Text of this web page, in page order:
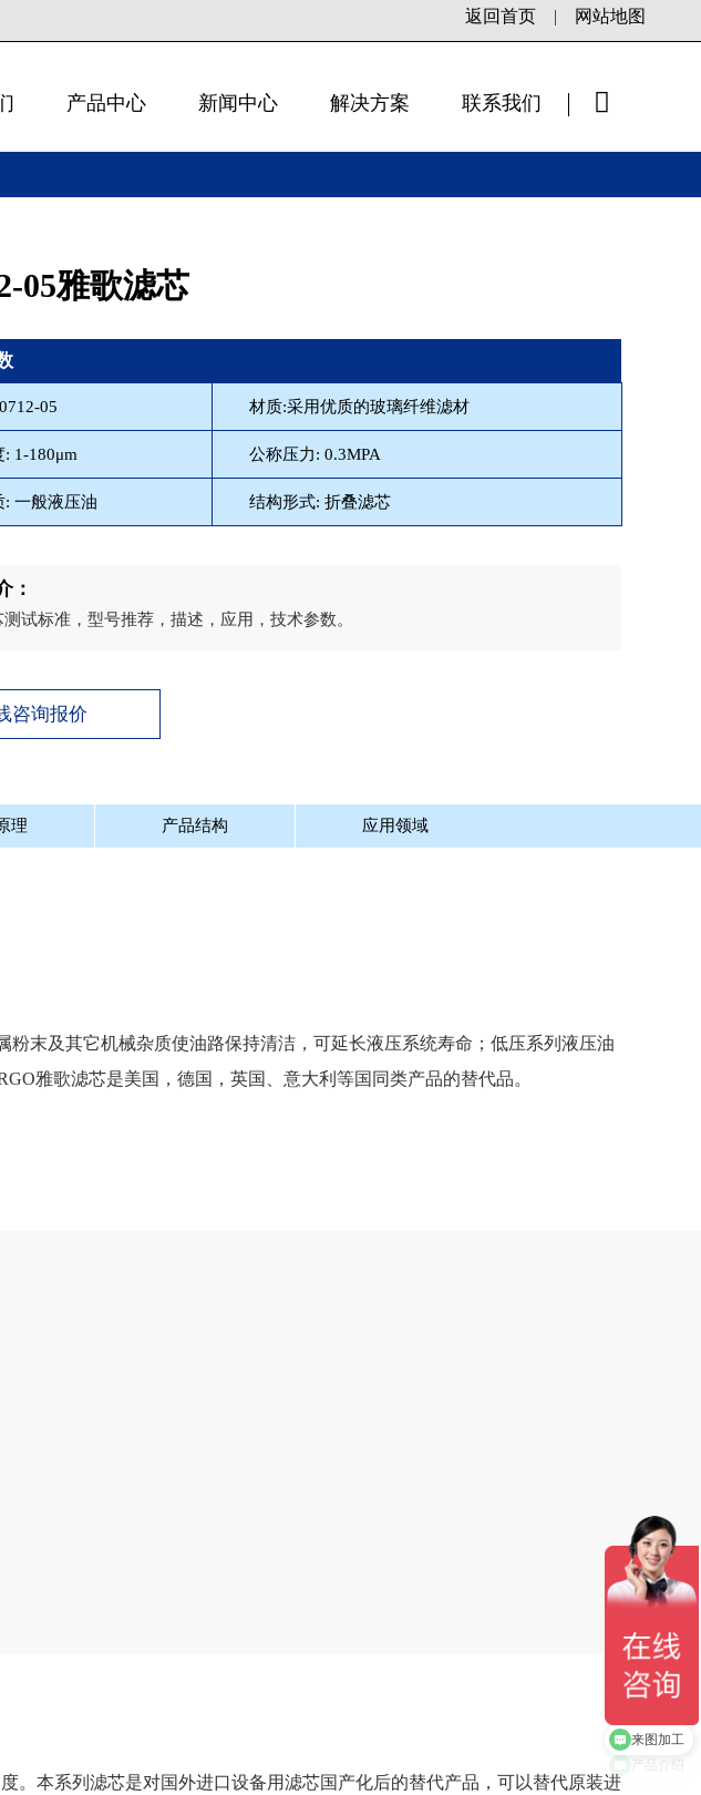
返回首页 | 网站地图
产品中心 新闻中心 解决方案 联系我们
05雅歌滤芯
05 材质:采用优质的玻璃纤维滤材
1-180μm 公称压力: 0.3MPA
: 一般液压油 结构形式: 折叠滤芯
：
试标准，型号推荐，描述，应用，技术参数。
咨询报价
理 产品结构 应用领域
粉末及其它机械杂质使油路保持清洁，可延长液压系统寿命；低压系列液压油
雅歌滤芯是美国，德国，英国、意大利等国同类产品的替代品。
。本系列滤芯是对国外进口设备用滤芯国产化后的替代产品，可以替代原装进
来图加工